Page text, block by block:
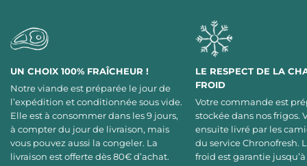
UN CHOIX 100% FRAÎCHEUR !
Notre viande est préparée le jour de
l’expédition et conditionnée sous vide.
Elle est à consommer dans les 9 jours,
à compter du jour de livraison, mais
vous pouvez aussi la congeler. La
livraison est offerte dès 80€ d’achat.
LE RESPECT DE LA
FROID
Votre commande est
stockée dans nos frigos.
ensuite livré par les
du service Chronofresh.
froid est garantie